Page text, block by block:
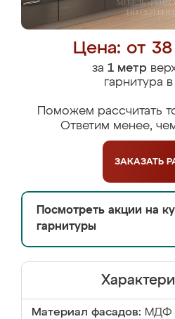
Цена: от
за 1 метр
гарнитура
Поможем рассчитать
Ответим менее,
ЗАКАЗАТЬ
Посмотреть акции на
гарнитуры
Материал фасадов: МДФ